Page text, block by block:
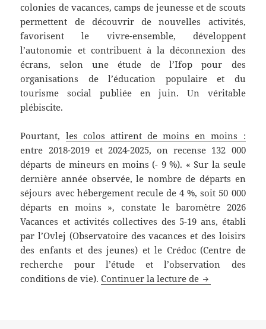
colonies de vacances, camps de jeunesse et de scouts
permettent de découvrir de nouvelles activités,
favorisent le vivre-ensemble, développent
l’autonomie et contribuent à la déconnexion des
écrans, selon une étude de l’Ifop pour des
organisations de l’éducation populaire et du
tourisme social publiée en juin. Un véritable
plébiscite.
Pourtant, les colos attirent de moins en moins :
entre 2018-2019 et 2024-2025, on recense 132 000
départs de mineurs en moins (- 9 %). « Sur la seule
dernière année observée, le nombre de départs en
séjours avec hébergement recule de 4 %, soit 50 000
départs en moins », constate le baromètre 2026
Vacances et activités collectives des 5-19 ans, établi
par l’Ovlej (Observatoire des vacances et des loisirs
des enfants et des jeunes) et le Crédoc (Centre de
recherche pour l’étude et l’observation des
conditions de vie).Continuer la lecture de Comment les